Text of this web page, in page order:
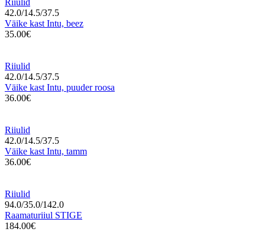
42.0/14.5/37.5
Väike kast Intu, beez
35.00€
Riiulid
42.0/14.5/37.5
Väike kast Intu, puuder roosa
36.00€
Riiulid
42.0/14.5/37.5
Väike kast Intu, tamm
36.00€
Riiulid
94.0/35.0/142.0
Raamaturiiul STIGE
184.00€